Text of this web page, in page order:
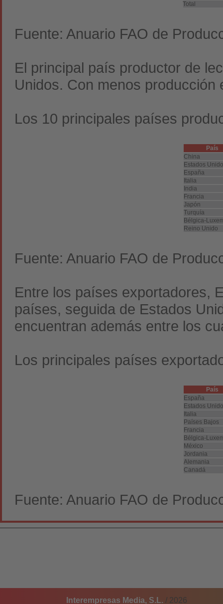
Total
Fuente: Anuario FAO de
El principal país productor de
Unidos. Con menos
Los 10 principales países
País
China
Estados
España
Italia
India
Francia
Japón
Turquía
Bélgica-
Reino Unido
Fuente: Anuario FAO de
Entre los países exportadores,
países, seguida de Estados
encuentran además entre los
Los principales países
País
España
Estados
Italia
Países Bajos
Francia
Bélgica-
México
Jordania
Alemania
Canadá
Fuente: Anuario FAO de
Interempresas Media, S.L. / 2026